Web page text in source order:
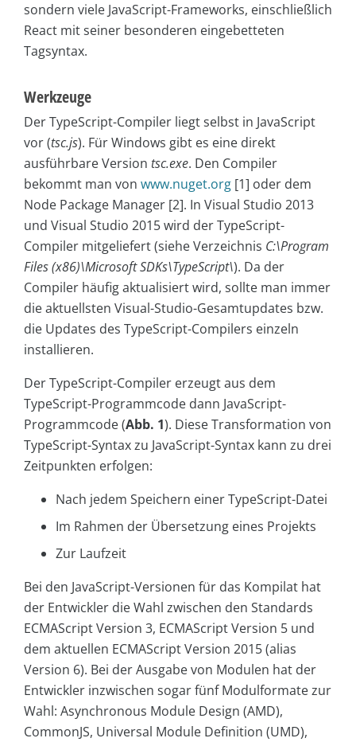
sondern viele JavaScript-Frameworks, einschließlich
React mit seiner besonderen eingebetteten
Tagsyntax.
Werkzeuge
Der TypeScript-Compiler liegt selbst in JavaScript
vor (tsc.js). Für Windows gibt es eine direkt
ausführbare Version tsc.exe. Den Compiler
bekommt man von www.nuget.org [1] oder dem
Node Package Manager [2]. In Visual Studio 2013
und Visual Studio 2015 wird der TypeScript-
Compiler mitgeliefert (siehe Verzeichnis C:\Program
Files (x86)\Microsoft SDKs\Type­Script\). Da der
Compiler häufig aktualisiert wird, sollte man immer
die aktuellsten Visual-Studio-Gesamtupdates bzw.
die Updates des TypeScript-Compilers einzeln
installieren.
Der TypeScript-Compiler erzeugt aus dem
TypeScript-Programmcode dann JavaScript-
Programmcode (Abb. 1). Diese Transformation von
TypeScript-Syntax zu JavaScript-Syntax kann zu drei
Zeitpunkten erfolgen:
Nach jedem Speichern einer TypeScript-Datei
Im Rahmen der Übersetzung eines Projekts
Zur Laufzeit
Bei den JavaScript-Versionen für das Kompilat hat
der Entwickler die Wahl zwischen den Standards
ECMA­Script Version 3, ECMAScript Version 5 und
dem aktuellen ECMAScript Version 2015 (alias
Version 6). Bei der Ausgabe von Modulen hat der
Entwickler inzwischen sogar fünf Modulformate zur
Wahl: Asynchronous Module Design (AMD),
CommonJS, Universal Module Definition (UMD),